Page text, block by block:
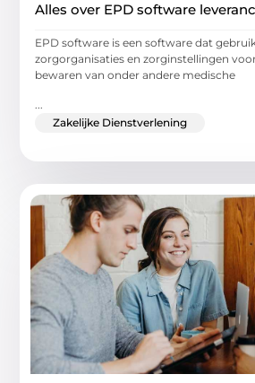
Alles over EPD software
EPD software is een software dat
zorgorganisaties en zorginstellingen
bewaren van onder andere medische
Zakelijke Dienstverlening